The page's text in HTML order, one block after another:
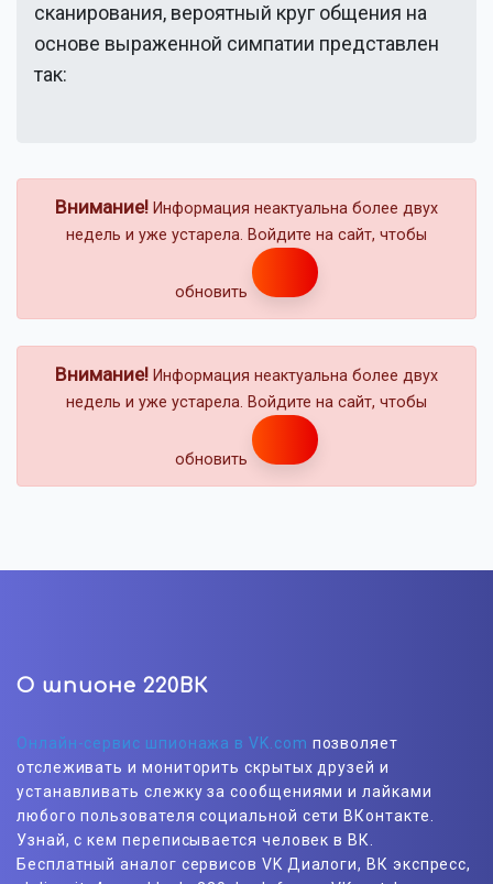
сканирования, вероятный круг общения на
основе выраженной симпатии представлен
так:
Внимание! Информация неактуальна более двух
недель и уже устарела. Войдите на сайт, чтобы
обновить
Внимание! Информация неактуальна более двух
недель и уже устарела. Войдите на сайт, чтобы
обновить
О шпионе 220ВК
Онлайн-сервис шпионажа в VK.com позволяет
отслеживать и мониторить скрытых друзей и
устанавливать слежку за сообщениями и лайками
любого пользователя социальной сети ВКонтакте.
Узнай, с кем переписывается человек в ВК.
Бесплатный аналог сервисов VK Диалоги, ВК экспресс,